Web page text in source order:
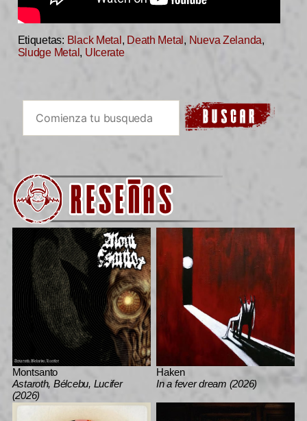
Etiquetas: Black Metal , Death Metal , Nueva Zelanda,
Sludge Metal , Ulcerate
Montsanto
Astaroth, Bélcebu, Lucifer
(2026)
Haken
In a fever dream (2026)